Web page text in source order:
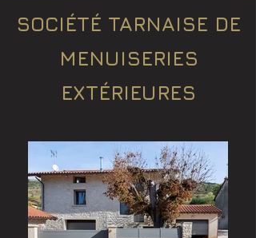
SOCIÉTÉ TARNAISE DE
MENUISERIES
EXTÉRIEURES